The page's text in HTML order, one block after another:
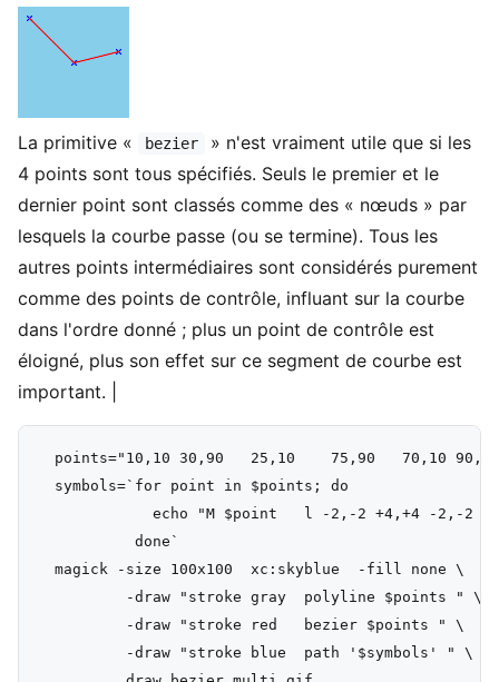
La primitive « bezier
» n'est vraiment utile que si les
4 points sont tous spécifiés. Seuls le premier et le
dernier point sont classés comme des « nœuds » par
lesquels la courbe passe (ou se termine). Tous les
autres points intermédiaires sont considérés purement
comme des points de contrôle, influant sur la courbe
dans l'ordre donné ; plus un point de contrôle est
éloigné, plus son effet sur ce segment de courbe est
important. |
points="10,10 30,90   25,10    75,90   70,10
  symbols=`for point in $points; do
echo "M $point   l -2,-2 +4,+4 -2,-2
           done`
  magick -size 100x100  xc:skyblue  -fill none \
          -draw "stroke gray  polyline $points " \
          -draw "stroke red   bezier $points " \
          -draw "stroke blue  path '$symbols' " \